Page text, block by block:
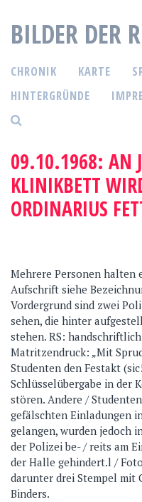
BILDER DER
CHRONIK KARTE
HINTERGRÜNDE
09.10.1968: AN
KLINIKBETT
ORDINARIUS
Mehrere Personen halten
Aufschrift siehe
Vordergrund sind zwei
sehen, die hinter
stehen. RS:
Matritzendruck: „Mit
Studenten den Festakt
Schlüsselübergabe in der
stören. Andere /
gefälschten Einladungen
gelangen, wurden jedoch
der Polizei be- / reits am
der Halle gehindert.l /
darunter drei Stempel mit
Binders.